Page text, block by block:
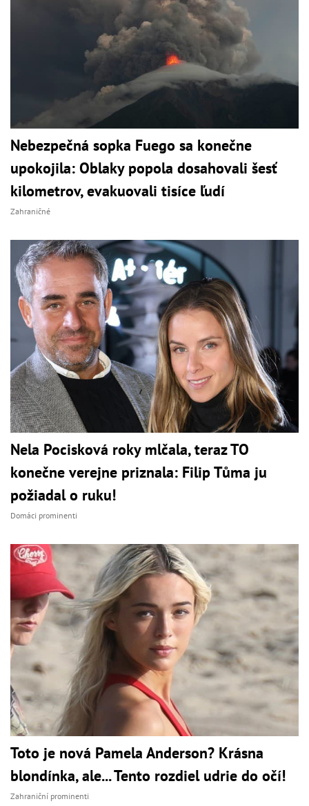
Nebezpečná sopka Fuego sa konečne
upokojila: Oblaky popola dosahovali šesť
kilometrov, evakuovali tisíce ľudí
Zahraničné
Nela Pocisková roky mlčala, teraz TO
konečne verejne priznala: Filip Tůma ju
požiadal o ruku!
Domáci prominenti
Toto je nová Pamela Anderson? Krásna
blondínka, ale... Tento rozdiel udrie do očí!
Zahraniční prominenti